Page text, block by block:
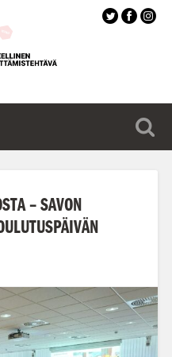
– SAVON